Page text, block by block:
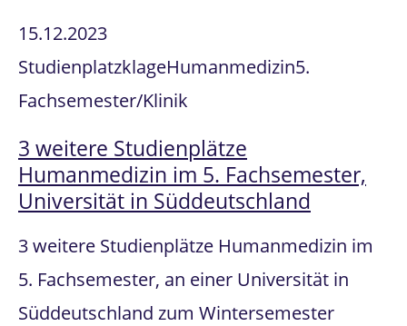
15.12.2023
StudienplatzklageHumanmedizin5.
Fachsemester/Klinik
3 weitere Studienplätze
Humanmedizin im 5. Fachsemester,
Universität in Süddeutschland
3 weitere Studienplätze Humanmedizin im
5. Fachsemester, an einer Universität in
Süddeutschland zum Wintersemester